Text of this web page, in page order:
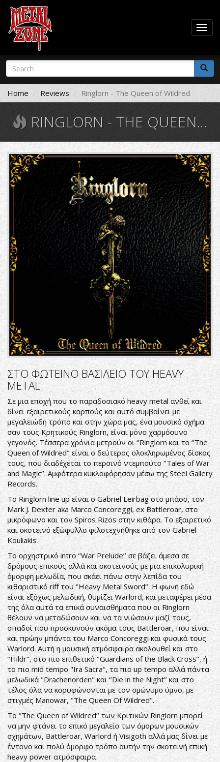
Skip
main
content
Search
form
Search
Home Reviews Ringlorn - The Queen of Wildred
RINGLORN - THE QUEEN OF WILDRED
1430099.jpg
ΣΤΟ ΦΩΤΕΙΝΟ ΒΑΣΙΛΕΙΟ ΤΟΥ HEAVY
METAL
Σε μια εποχή που το παραδοσιακό heavy metal ανθεί και
δίνει εξαιρετικούς καρπούς και αυτό συμβαίνει με
μεγαλειώδη τρόπο και στην χώρα μας, ένα μουσικό σχήμα
σαν τους Κρητικούς Ringlorn, είναι μόνο χαρμόσυνο
γεγονός. Τέσσερα χρόνια μετρούν οι ‘’Ringlorn και το ‘’The
Queen of Wildred’’ είναι ο δεύτερος ολοκληρωμένος δίσκος
τους, που διαδέχεται το περσινό ντεμπούτο ‘’Tales of War
and Magic’’. Αμφότερα κυκλοφόρησαν μέσω της Steel Gallery
Records.
Το Ringlorn line up είναι ο Gabriel Leirbag στο μπάσο, τον
Mark J. Dexter aka Marco Concoreggi, ex Battleroar, στο
μικρόφωνο και τον Spiros Rizos στην κιθάρα. Το εξαιρετικό
και σκοτεινό εξώφυλλο φιλοτεχνήθηκε από τον Gabriel
Kouliakis.
Το ορχηστρικό intro ‘’War Prelude’’ σε βάζει άμεσα σε
δρόμους επικούς αλλά και σκοτεινούς με μια επικολυρική
όμορφη μελωδία, που σκάει πάνω στην λεπίδα του
κιθαριστικό riff του ‘’Heavy Metal Sword’’. Η φωνή εδώ
είναι εξόχως μελωδική, θυμίζει Warlord, και μεταφέρει μέσα
της όλα αυτά τα επικά συναισθήματα που οι Ringlorn
θέλουν να μεταδώσουν και να τα νιώσουν μαζί τους,
οπαδοί που προσκυνούν ακόμα τους Battleroar, που είναι
και πρώην μπάντα του Marco Concoreggi και φυσικά τους
Warlord. Αυτή η μουσική ατμόσφαιρα ακολουθεί και στο
‘’Hildr’’, στο πιο επιθετικό ‘’Guardians of the Black Cross’’, ή
το πιο mid tempo "Ira Sacra", τα πιο up tempo αλλά πάντα
μελωδικά "Drachenorden" και ‘’Die in the Night’’ και στο
τέλος όλα να κορυφώνονται με τον ομώνυμο ύμνο, με
στιγμές Manowar, "The Queen Of Wildred".
To ‘’The Queen of Wildred’’ των Κριτικών Ringlorn μπορεί
να μην φτάνει το επικό μεγαλείο των όμορων μουσικών
σχημάτων, Battleroar, Warlord ή Visigoth αλλά μας δίνει με
έντονο και πολύ όμορφο τρόπο αυτήν την σκοτεινή επική
heavy power ατμόσφαιρα